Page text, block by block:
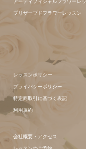
アーティフィシャルフラワーレ
プリザーブドフラワーレッスン
レッスンポリシー
プライバシーポリシー
特定商取引に基づく表記
利用規約
会社概要・アクセス